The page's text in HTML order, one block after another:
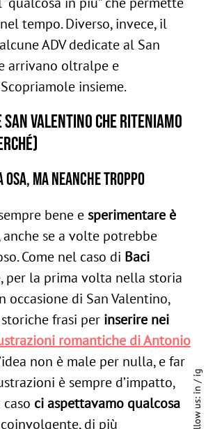
Follow us:
in
/
ig
tempo. Diverso, invece, il
ADV dedicate al San
arrivano oltralpe e
insieme.
San Valentino che riteniamo
osa, ma neanche troppo
bene esperimentare è
anche se a volte potrebbe
Come nel caso di Baci
per la prima volta nella storia
occasione di San Valentino,
frasi per inserire nei
romantiche di Antonio
non è male per nulla, e far
è sempre d’impatto,
ci aspettavamo qualcosa
di più